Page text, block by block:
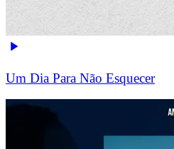
Um Dia Para Não Esquecer